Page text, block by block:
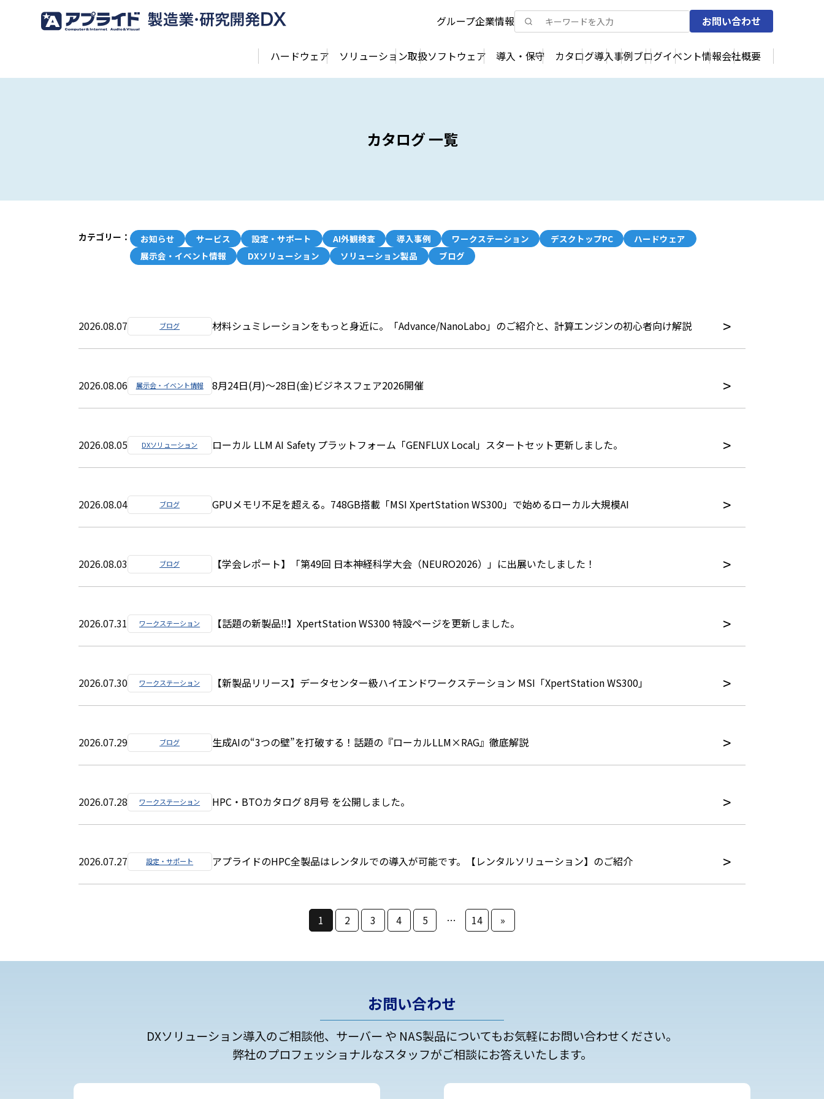
グループ企業情報 お問い合わせ
ハードウェア ソリューション取扱ソフトウェア 導入・保守 カタログ導入事例ブログイベント情報会社概要
カタログ 一覧
カテゴリー： お知らせ サービス 設定・サポート AI外観検査 導入事例 ワークステーション デスクトップPC
ハードウェア
展示会・イベント情報
DXソリューション ソリューション製品 ブログ
2026.08.07 ブログ 材料シュミレーションをもっと身近に。「Advance/NanoLabo」のご紹介と、計算エンジンの初心者向け解説
2026.08.06 展示会・イベント情報 8月24日(月)～28日(金)ビジネスフェア2026開催
2026.08.05 DXソリューション ローカル LLM AI Safety プラットフォーム「GENFLUX Local」スタートセット更新しました。
2026.08.04 ブログ GPUメモリ不足を超える。748GB搭載「MSI XpertStation WS300」で始めるローカル大規模AI
2026.08.03 ブログ 【学会レポート】「第49回 日本神経科学大会（NEURO2026）」に出展いたしました！
2026.07.31 ワークステーション 【話題の新製品‼】XpertStation WS300 特設ページを更新しました。
2026.07.30 ワークステーション 【新製品リリース】データセンター級ハイエンドワークステーション MSI「XpertStation WS300」
2026.07.29 ブログ 生成AIの“3つの壁”を打破する！話題の『ローカルLLM×RAG』徹底解説
2026.07.28 ワークステーション HPC・BTOカタログ 8月号 を公開しました。
2026.07.27 設定・サポート アプライドのHPC全製品はレンタルでの導入が可能です。【レンタルソリューション】のご紹介
1 2 3 4 5 … 14 »
お問い合わせ
DXソリューション導入のご相談他、サーバー や NAS製品についてもお気軽にお問い合わせください。
弊社のプロフェッショナルなスタッフがご相談にお答えいたします。